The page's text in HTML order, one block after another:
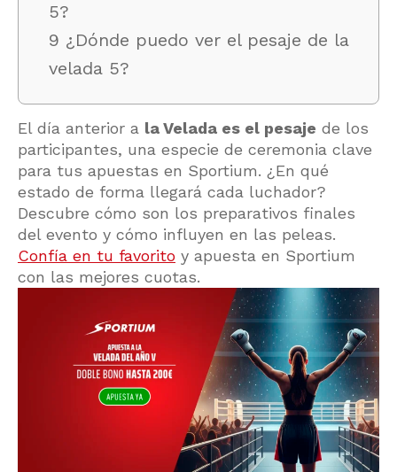
5?
9 ¿Dónde puedo ver el pesaje de la
velada 5?
El día anterior a la Velada es el pesaje de los
participantes, una especie de ceremonia clave
para tus apuestas en Sportium. ¿En qué
estado de forma llegará cada luchador?
Descubre cómo son los preparativos finales
del evento y cómo influyen en las peleas.
Confía en tu favorito y apuesta en Sportium
con las mejores cuotas.